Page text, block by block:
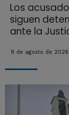
Los
siguen
ante la
8 de agosto de 2026